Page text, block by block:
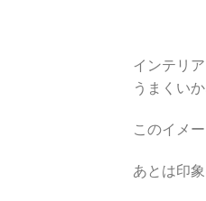
インテリ
うまくい
このイメ
あとは印